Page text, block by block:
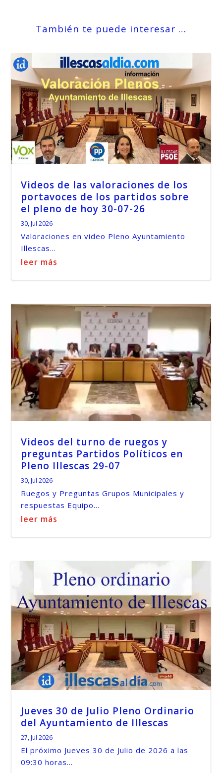
También te puede interesar …
Videos de las valoraciones de los
portavoces de los partidos sobre
el pleno de hoy 30-07-26
30, Jul 2026
Valoraciones en video Pleno Ayuntamiento
Illescas...
leer más
Videos del turno de ruegos y
preguntas Partidos Políticos en
Pleno Illescas 29-07
30, Jul 2026
Ruegos y Preguntas Grupos Municipales y
respuestas Equipo...
leer más
Jueves 30 de Julio Pleno Ordinario
del Ayuntamiento de Illescas
27, Jul 2026
El próximo Jueves 30 de Julio de 2026 a las
09:30 horas...